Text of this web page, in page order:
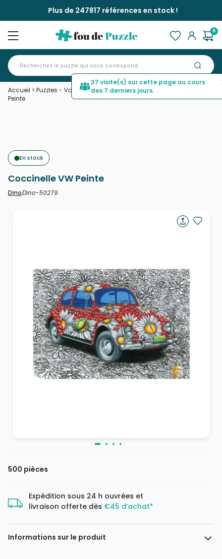
Plus de 247817 références en stock !
0
Accueil > Puzzles - Voitures, Motos et Camions>Coccinelle VW
Peinte
En stock
Coccinelle VW Peinte
DinoDino-50279
500 pièces
Expédition sous 24 h ouvrées et
livraison offerte dès €45 d’achat*
Informations sur le produit
37 visite(s) sur cette page au cours
des 7 derniers jours.